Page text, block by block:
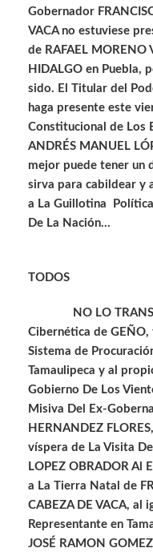
Gobernador
VACA no estuviese
de RAFAEL MORENO
HIDALGO en Puebla,
sido. El Titular del
haga presente este
Constitucional de Los
ANDRÉS MANUEL
mejor puede tener un
sirva para cabildear y
a La Guillotina
De La Nación…
TODOS
NO LO
Cibernética de
Sistema de
Tamaulipeca y al
Gobierno De Los
Misiva Del Ex-
HERNANDEZ
víspera de La Visita
LOPEZ OBRADOR Al
a La Tierra Natal de
CABEZA DE VACA, al
Representante en
JOSÉ RAMON